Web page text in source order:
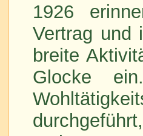
1926
Vertrag und
breite
Glocke